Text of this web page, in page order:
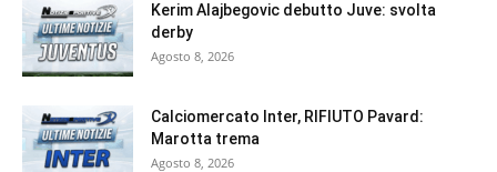
Kerim Alajbegovic debutto Juve: svolta
derby
Agosto 8, 2026
Calciomercato Inter, RIFIUTO Pavard:
Marotta trema
Agosto 8, 2026